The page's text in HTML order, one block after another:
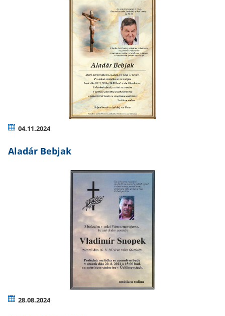
04.11.2024
Aladár Bebjak
28.08.2024